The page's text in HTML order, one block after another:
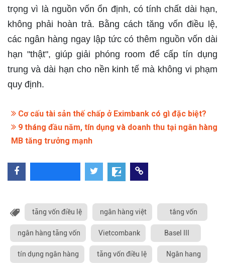
trọng vì là nguồn vốn ổn định, có tính chất dài hạn,
không phải hoàn trả. Bằng cách tăng vốn điều lệ,
các ngân hàng ngay lập tức có thêm nguồn vốn dài
hạn "thật", giúp giải phóng room để cấp tín dụng
trung và dài hạn cho nền kinh tế mà không vi phạm
quy định.​
Cơ cấu tài sản thế chấp ở Eximbank có gì đặc biệt?
9 tháng đầu năm, tín dụng và doanh thu tại ngân hàng
MB tăng trưởng mạnh
tăng vốn điều lệ ngân hàng việt tắng vốn
ngân hàng tăng vốn Vietcombank Basel III
tín dụng ngân hàng tăng vốn điều lệ Ngân hang